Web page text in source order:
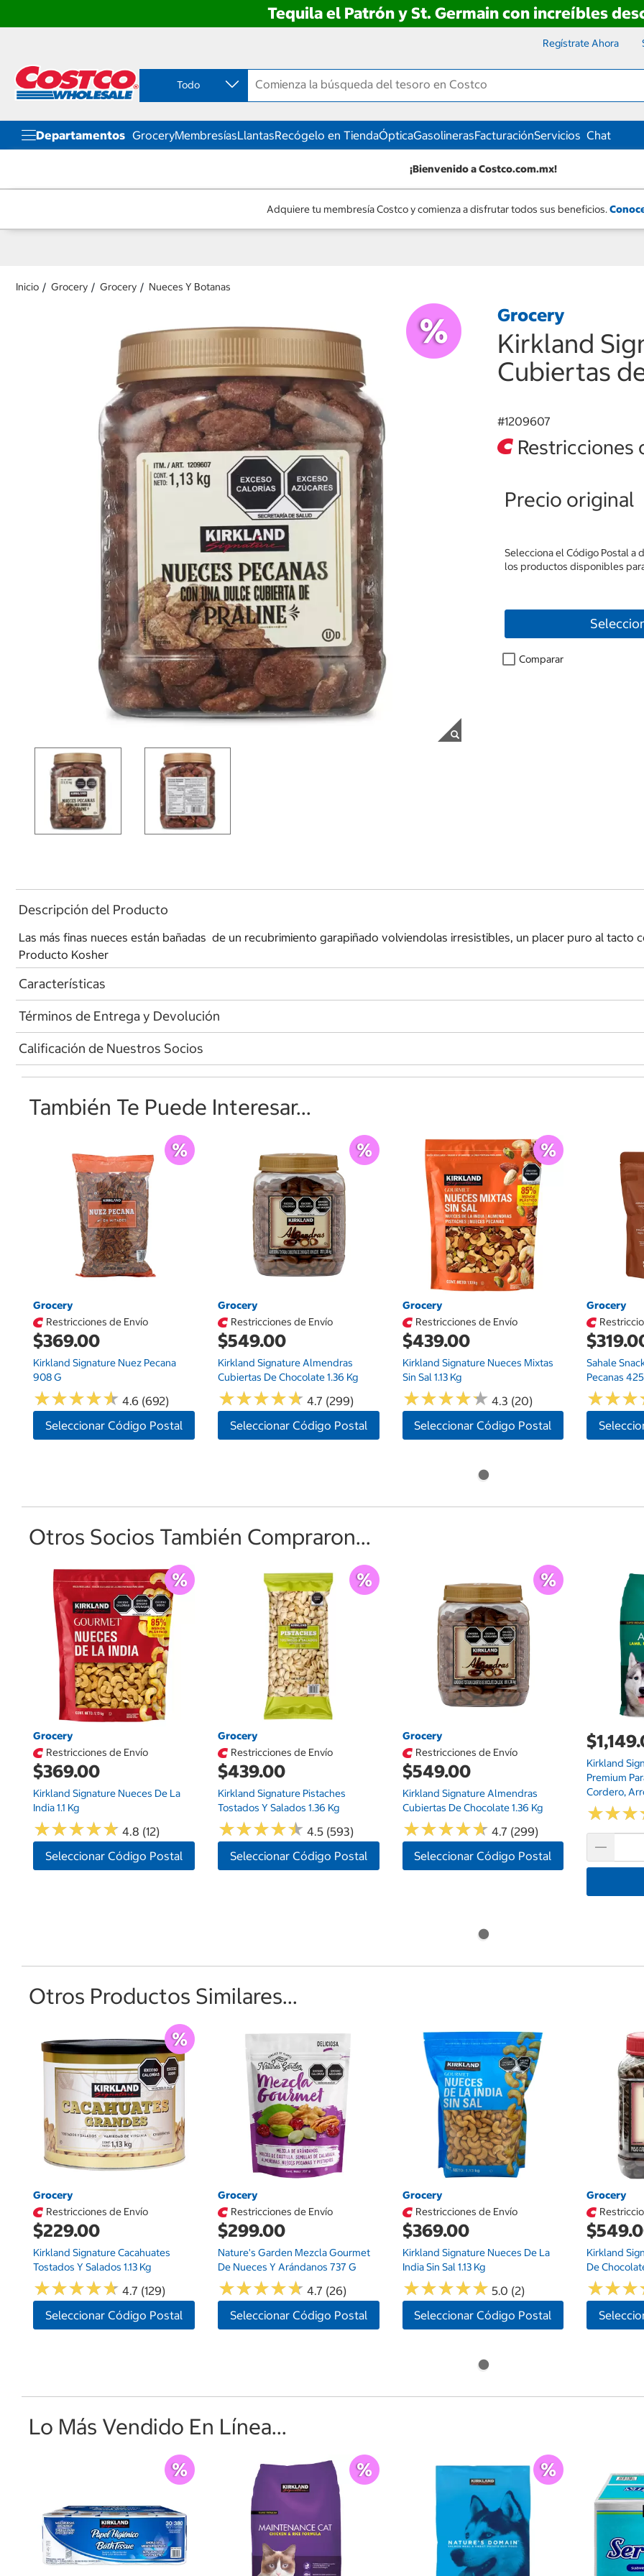
Tequila el Patrón y St. Germain con increíbles
contenido
menú
navegación
Regístrate Ahora
Todo
Departamentos GroceryMembresíasLlantasRecógelo en TiendaÓpticaGasolinerasFacturaciónServicios Chat
¡Bienvenido a Costco.com.mx!
Adquiere tu membresía Costco y comienza a disfrutar todos sus beneficios.
Inicio Grocery Grocery Nueces Y Botanas
Grocery
Kirkland
Cubiertas
#1209607
Restricciones
Precio original
Selecciona el Código Postal a
los productos disponibles
Comparar
Descripción del Producto
Las más finas nueces están bañadas de un recubrimiento garapiñado volviendolas irresistibles, un placer puro al tacto
Producto Kosher
Características
Términos de Entrega y Devolución
Calificación de Nuestros Socios
También Te Puede Interesar...
Grocery
Restricciones de Envío
$369.00
Kirkland Signature Nuez Pecana
908 G
★★★★★
★★★★★ 4.6 (692)
Seleccionar Código Postal
Grocery
Restricciones de Envío
$549.00
Kirkland Signature Almendras
Cubiertas De Chocolate 1.36 Kg
★★★★★
★★★★★ 4.7 (299)
Seleccionar Código Postal
Grocery
Restricciones de Envío
$439.00
Kirkland Signature Nueces Mixtas
Sin Sal 1.13 Kg
★★★★★
★★★★★ 4.3 (20)
Seleccionar Código Postal
Grocery
Sahale
Pecanas
★★★
★★★
Otros Socios También Compraron...
Grocery
Restricciones de Envío
$369.00
Kirkland Signature Nueces De La
India 1.1 Kg
★★★★★
★★★★★ 4.8 (12)
Seleccionar Código Postal
Grocery
Restricciones de Envío
$439.00
Kirkland Signature Pistaches
Tostados Y Salados 1.36 Kg
★★★★★
★★★★★ 4.5 (593)
Seleccionar Código Postal
Grocery
Restricciones de Envío
$549.00
Kirkland Signature Almendras
Cubiertas De Chocolate 1.36 Kg
★★★★★
★★★★★ 4.7 (299)
Seleccionar Código Postal
Kirkland
Premium
Cordero,
★★★
★★★
Otros Productos Similares...
Grocery
Restricciones de Envío
$229.00
Kirkland Signature Cacahuates
Tostados Y Salados 1.13 Kg
★★★★★
★★★★★ 4.7 (129)
Seleccionar Código Postal
Grocery
Restricciones de Envío
$299.00
Nature's Garden Mezcla Gourmet
De Nueces Y Arándanos 737 G
★★★★★
★★★★★ 4.7 (26)
Seleccionar Código Postal
Grocery
Restricciones de Envío
$369.00
Kirkland Signature Nueces De La
India Sin Sal 1.13 Kg
★★★★★
★★★★★ 5.0 (2)
Seleccionar Código Postal
Grocery
Kirkland
De
★★★
★★★
Lo Más Vendido En Línea...